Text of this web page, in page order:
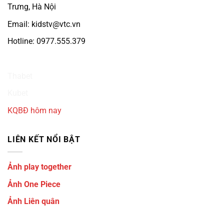
Trưng, Hà Nội
Email: kidstv@vtc.vn
Hotline: 0977.555.379
KQBĐ hôm nay
LIÊN KẾT NỔI BẬT
Ảnh play together
Ảnh One Piece
Ảnh Liên quân